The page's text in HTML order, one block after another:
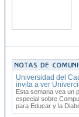
Universidad del
invita a ver
Esta semana vea un
especial sobre
para Educar y la